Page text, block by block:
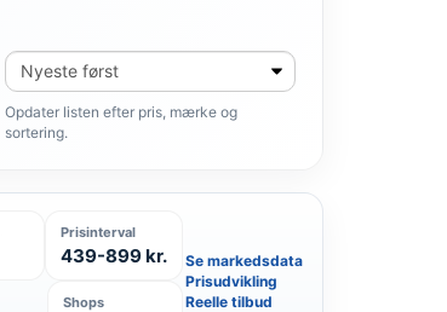
Sortér
produkter
Opdater listen efter pris, mærke og
sortering.
Prisinterval
439-899 kr.
Shops
Se markedsdata
Prisudvikling
Reelle tilbud